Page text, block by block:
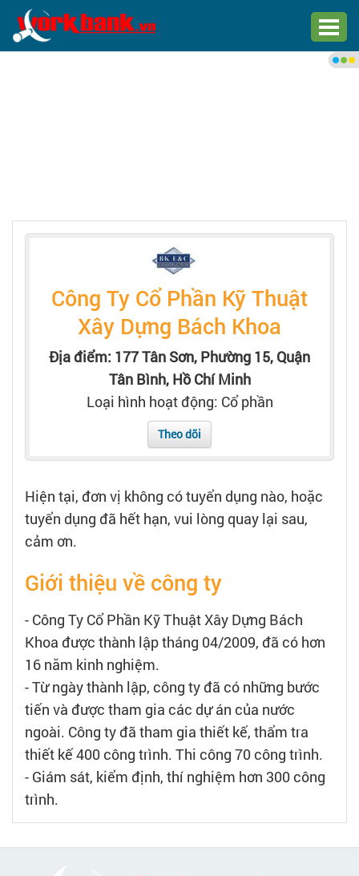
Trang chủ
Tìm việc làm
Tạo hồ sơ
Cẩm nang việc làm
Bạn cần tuyển người
Nhà tuyển dụng
Công Ty Cổ Phần Kỹ Thuật
Xây Dựng Bách Khoa
Địa điểm: 177 Tân Sơn, Phường 15, Quận
Tân Bình, Hồ Chí Minh
Loại hình hoạt động: Cổ phần
Theo dõi
Hiện tại, đơn vị không có tuyển dụng nào, hoặc
tuyển dụng đã hết hạn, vui lòng quay lại sau,
cảm ơn.
Giới thiệu về công ty
- Công Ty Cổ Phần Kỹ Thuật Xây Dựng Bách
Khoa được thành lập tháng 04/2009, đã có hơn
16 năm kinh nghiệm.
- Từ ngày thành lập, công ty đã có những bước
tiến và được tham gia các dự án của nước
ngoài. Công ty đã tham gia thiết kế, thẩm tra
thiết kế 400 công trình. Thi công 70 công trình.
- Giám sát, kiểm định, thí nghiệm hơn 300 công
trình.